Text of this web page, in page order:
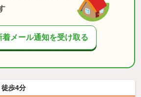
着メール通知を受け取る
徒歩4分